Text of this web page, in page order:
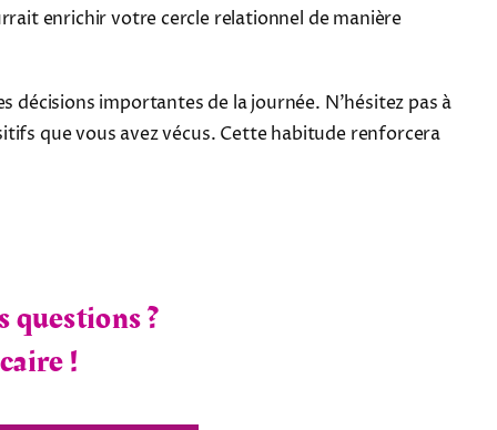
enrichir votre cercle relationnel de manière
décisions importantes de la journée. N'hésitez pas à
que vous avez vécus. Cette habitude renforcera
questions ?
!